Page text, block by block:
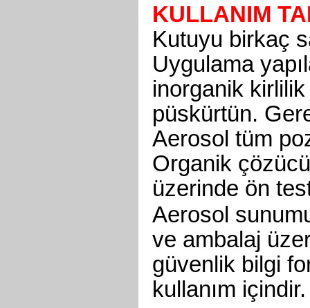
KULLANIM
Kutuyu birkaç
Uygulama
inorganik
püskürtün.
Aerosol tüm
Organik
üzerinde ön
Aerosol
ve ambalaj
güvenlik bilgi
kullanım içindir.